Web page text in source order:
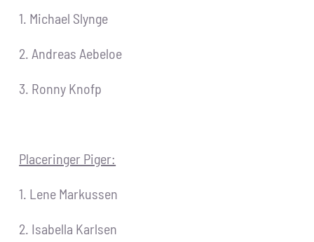
1. Michael Slynge
2. Andreas Aebeloe
3. Ronny Knofp
Placeringer Piger:
1. Lene Markussen
2. Isabella Karlsen